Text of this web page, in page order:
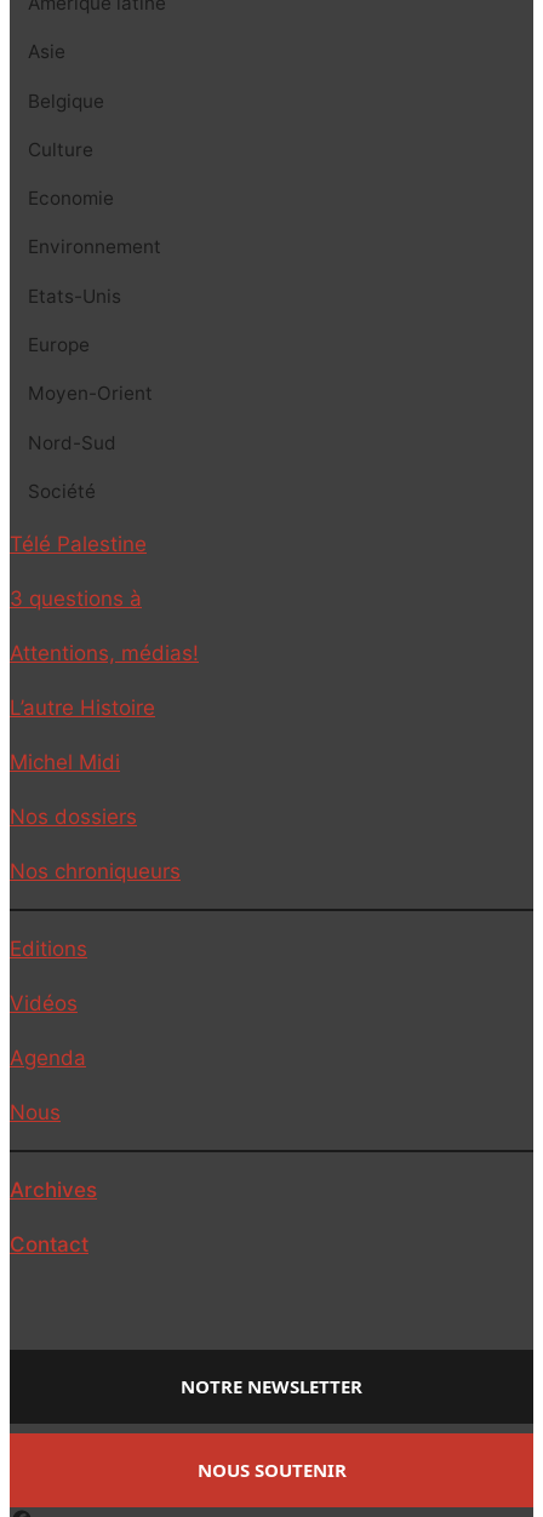
Asie
Belgique
Culture
Economie
Environnement
Etats-Unis
Europe
Moyen-Orient
Nord-Sud
Société
Télé Palestine
3 questions à
Attentions, médias!
L’autre Histoire
Michel Midi
Nos dossiers
Nos chroniqueurs
Editions
Vidéos
Agenda
Nous
Archives
Contact
NOTRE NEWSLETTER
NOUS SOUTENIR